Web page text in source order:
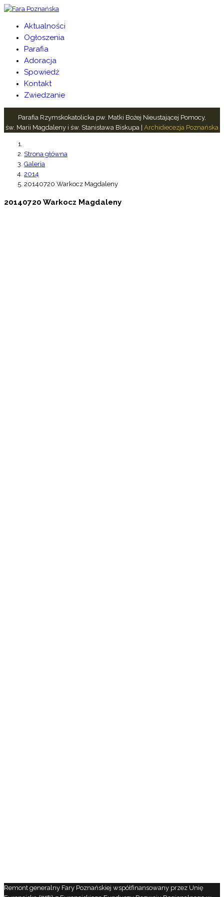
Aktualności
Ogłoszenia
Parafia
Adoracja
Spowiedź
Kontakt
Zwiedzanie
Parafia Rzymskokatolicka pw. Matki Bożej Nieustającej Pomocy,
św. Marii Magdaleny i św. Stanisława Biskupa | Archidiecezja Poznańska
Strona główna
Galeria
2014
20140720 Warkocz Magdaleny
20140720 Warkocz Magdaleny
Remont generalny Fary Poznańskiej współfinansowany przez Unię